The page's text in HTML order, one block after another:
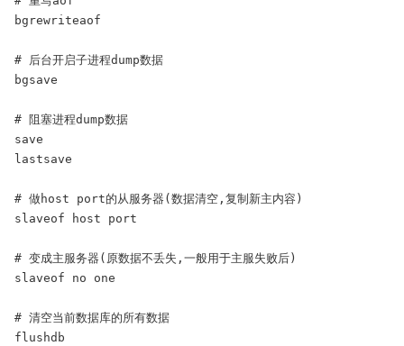
bgrewriteaof
# 后台开启子进程dump数据
bgsave
# 阻塞进程dump数据
save
lastsave
# 做host port的从服务器(数据清空,复制新主内容)
slaveof host port
# 变成主服务器(原数据不丢失,一般用于主服失败后)
slaveof no one
# 清空当前数据库的所有数据
flushdb